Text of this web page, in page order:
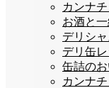
カンナ
お酒と
デリシ
デリ缶
缶詰の
カンナ